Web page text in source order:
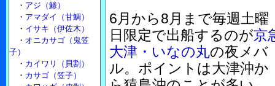
6月から8月まで毎週土曜
日限定で出船するのが京
大津・いなの丸の夜メバ
ル。ポイントは大津沖か
・ アジ（鯵）
・ アマダイ（甘鯛）
・ イサキ（伊佐木）
・ オニカサゴ（鬼笠
子）
・ カイワリ（貝割）
・ カサゴ（笠子）